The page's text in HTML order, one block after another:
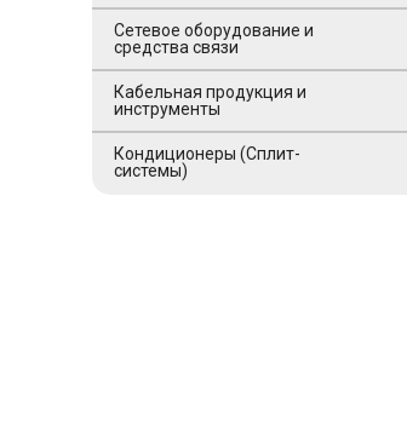
Сетевое оборудование и
средства связи
Кабельная продукция и
инструменты
Кондиционеры (Сплит-
системы)